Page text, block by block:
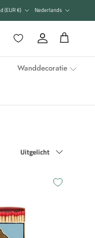
(EUR €) Nederlands
Favorieten AccountWinkelwagen
Wanddecoratie
Uitgelicht